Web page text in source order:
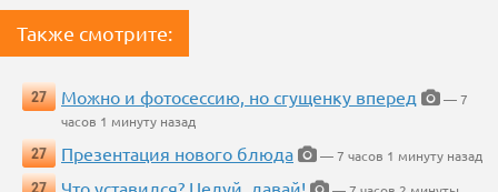
Также смотрите:
27 Можно и фотосессию, но сгущенку вперед
— 7
часов 1 минуту назад
27
Презентация нового блюда
— 7 часов 1 минуту назад
27
Что уставился? Целуй, давай!